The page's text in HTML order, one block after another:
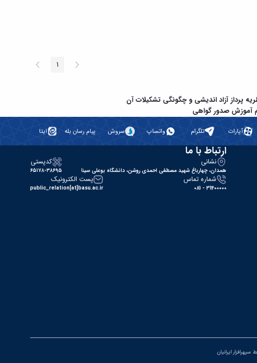
پیغام
قبلی صفحه1 صفحه
بعد
پرداز آزاد اندیشی و چگونگی تشکیلات آن
آموزش صدور گواهی
آپارات تلگرام واتساپ سروش پیام رسان بله ایتا
ارتباط با ما
نشانی
همدان، چهارباغ شهید مصطفی احمدی روشن، دانشگاه بوعلی سینا
کدپستی
۶۵۱۷۸-۳۸۶۹۵
شماره تماس
31400000 - 081
پست الکترونیک
public_relation[at]basu.ac.ir
سپهرافزار ایرانیان